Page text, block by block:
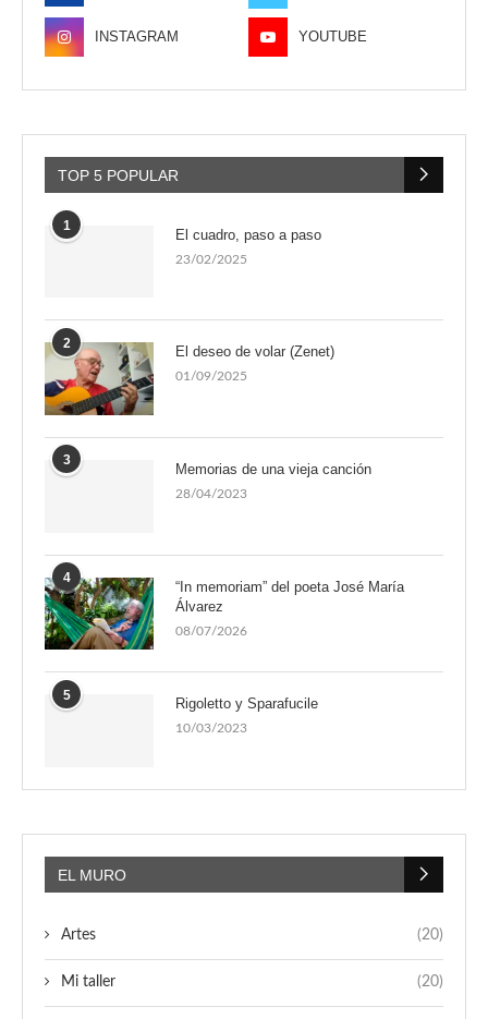
INSTAGRAM YOUTUBE
TOP 5 POPULAR
1
El cuadro, paso a paso
23/02/2025
2
El deseo de volar (Zenet)
01/09/2025
3
Memorias de una vieja canción
28/04/2023
4
“In memoriam” del poeta José María
Álvarez
08/07/2026
5
Rigoletto y Sparafucile
10/03/2023
EL MURO
Artes (20)
Mi taller (20)